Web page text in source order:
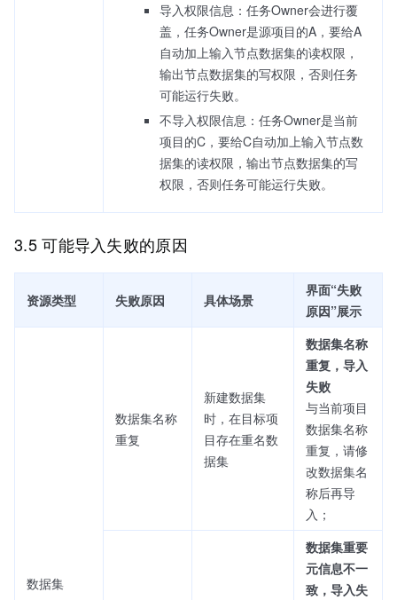
导入权限信息：任务Owner会进行覆
盖，任务Owner是源项目的A，要给A
自动加上输入节点数据集的读权限，
输出节点数据集的写权限，否则任务
可能运行失败。
不导入权限信息：任务Owner是当前
项目的C，要给C自动加上输入节点数
据集的读权限，输出节点数据集的写
权限，否则任务可能运行失败。
3.5 可能导入失败的原因
资源类型 失败原因 具体场景
界面“失败
原因”展示
数据集
数据集名称
重复
新建数据集
时，在目标项
目存在重名数
据集
数据集名称
重复，导入
失败
与当前项目
数据集名称
重复，请修
改数据集名
称后再导
入；
数据集重要
元信息不一
致，导入失